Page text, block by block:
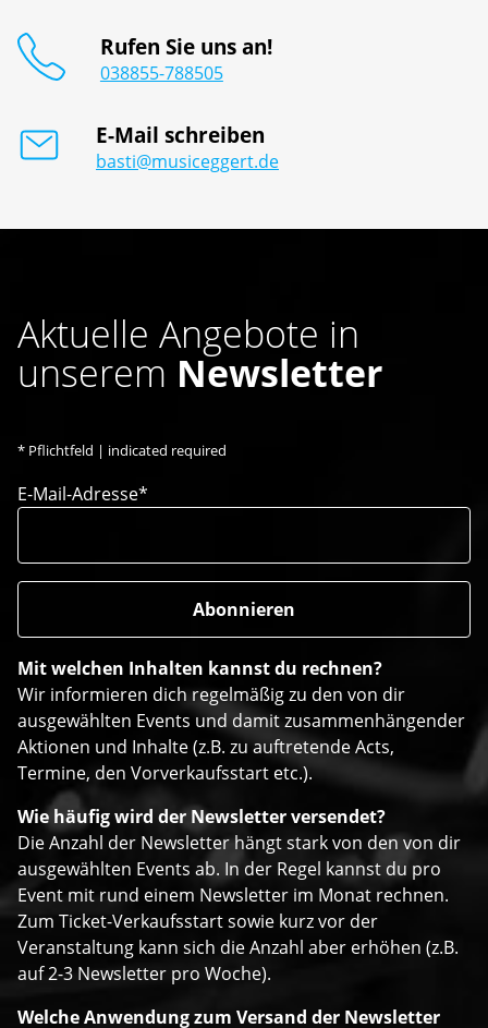
Rufen Sie uns an!
038855-788505
E-Mail schreiben
basti@musiceggert.de
Aktuelle Angebote in
unserem Newsletter
* Pflichtfeld | indicated required
E-Mail-Adresse*
Mit welchen Inhalten kannst du rechnen?
Wir informieren dich regelmäßig zu den von dir
ausgewählten Events und damit zusammenhängender
Aktionen und Inhalte (z.B. zu auftretende Acts,
Termine, den Vorverkaufsstart etc.).
Wie häufig wird der Newsletter versendet?
Die Anzahl der Newsletter hängt stark von den von dir
ausgewählten Events ab. In der Regel kannst du pro
Event mit rund einem Newsletter im Monat rechnen.
Zum Ticket-Verkaufsstart sowie kurz vor der
Veranstaltung kann sich die Anzahl aber erhöhen (z.B.
auf 2-3 Newsletter pro Woche).
Welche Anwendung zum Versand der Newsletter